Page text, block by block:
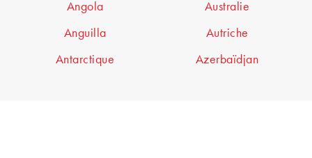
Angola
Anguilla
Antarctique
Australie
Autriche
Azerbaïdjan